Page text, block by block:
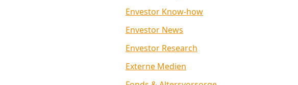
Envestor Know-how
Envestor News
Envestor Research
Externe Medien